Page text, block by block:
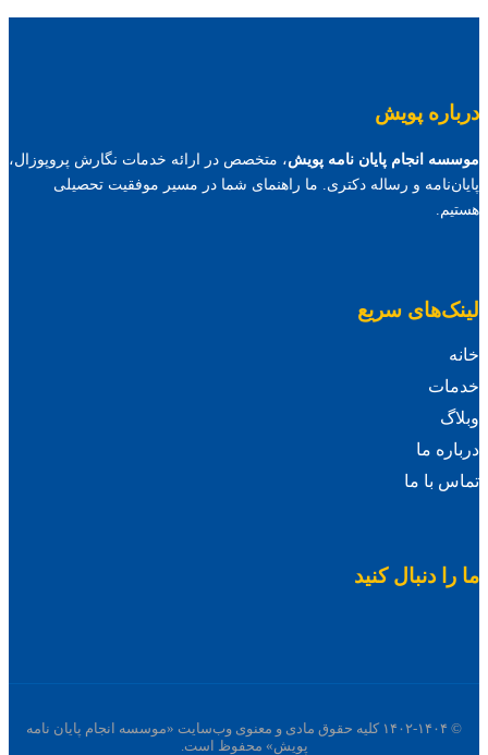
درباره پویش
موسسه انجام پایان نامه پویش، متخصص در ارائه خدمات نگارش پروپوزال،
پایان‌نامه و رساله دکتری. ما راهنمای شما در مسیر موفقیت تحصیلی
هستیم.
لینک‌های سریع
خانه
خدمات
وبلاگ
درباره ما
تماس با ما
ما را دنبال کنید
© ۱۴۰۲-۱۴۰۴ کلیه حقوق مادی و معنوی وب‌سایت «موسسه انجام پایان نامه
پویش» محفوظ است.